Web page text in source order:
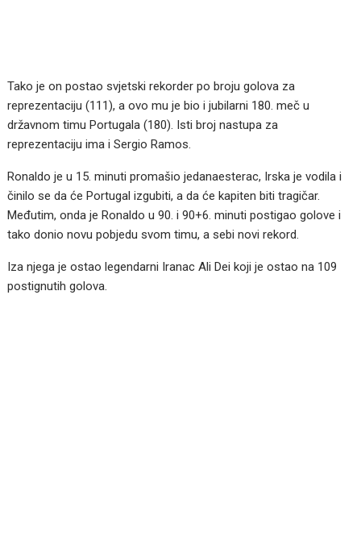
Tako je on postao svjetski rekorder po broju golova za
reprezentaciju (111), a ovo mu je bio i jubilarni 180. meč u
državnom timu Portugala (180). Isti broj nastupa za
reprezentaciju ima i Sergio Ramos.
Ronaldo je u 15. minuti promašio jedanaesterac, Irska je vodila i
činilo se da će Portugal izgubiti, a da će kapiten biti tragičar.
Međutim, onda je Ronaldo u 90. i 90+6. minuti postigao golove i
tako donio novu pobjedu svom timu, a sebi novi rekord.
Iza njega je ostao legendarni Iranac Ali Dei koji je ostao na 109
postignutih golova.